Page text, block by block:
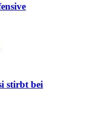
stirbt bei